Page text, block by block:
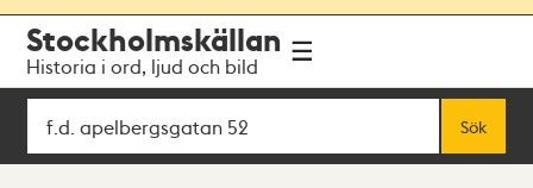
navigationen
huvudinnehållet
Stockholmskällan
Historia i ord, ljud och bild
Sök
Sök